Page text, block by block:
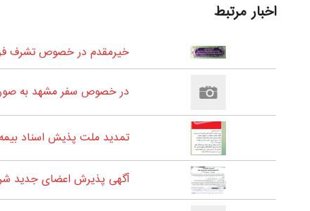
اخبار مرتبط
خیرمقدم در خصوص تشرف
در خصوص سفر مشهد به
تمدید ملت پذیش اسناد بیمه
آگهی پذیرش اعضای جدید